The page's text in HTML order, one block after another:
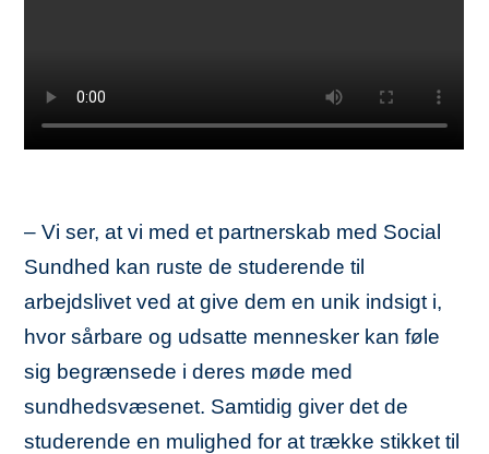
– Vi ser, at vi med et partnerskab med Social
Sundhed kan ruste de studerende til
arbejdslivet ved at give dem en unik indsigt i,
hvor sårbare og udsatte mennesker kan føle
sig begrænsede i deres møde med
sundhedsvæsenet. Samtidig giver det de
studerende en mulighed for at trække stikket til